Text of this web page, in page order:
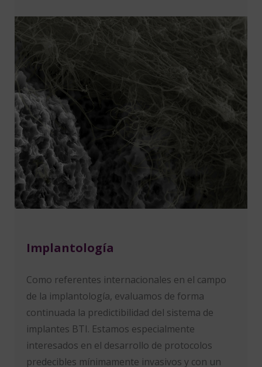
Implantología
Como referentes internacionales en el campo
de la implantología, evaluamos de forma
continuada la predictibilidad del sistema de
implantes BTI. Estamos especialmente
interesados en el desarrollo de protocolos
predecibles mínimamente invasivos y con un